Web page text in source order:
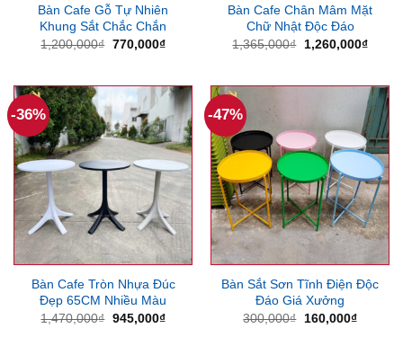
Bàn Cafe Gỗ Tự Nhiên
Khung Sắt Chắc Chắn
1,200,000₫ Giá
770,000₫Giá
770,000₫.
Bàn Cafe Chân Mâm Mặt
Chữ Nhật Độc Đáo
1,365,000₫
Giá
gốc
1,260,000₫Giá
-36%
Bàn Cafe Tròn Nhựa Đúc
Đẹp 65CM Nhiều Màu
1,470,000₫ Giá
945,000₫Giá
-47%
Bàn Sắt Sơn Tĩnh Điện Độc
Đáo Giá Xưởng
300,000₫
Giá
160,000₫Giá